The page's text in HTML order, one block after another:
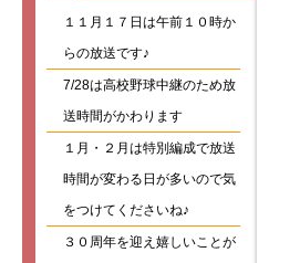
１１月１７日は午前１０時か
らの放送です♪
7/28は高校野球中継のため放
送時間がかわります
１月・２月は特別編成で放送
時間が変わる日が多いので気
をつけてくださいね♪
３０周年を迎え嬉しいことが